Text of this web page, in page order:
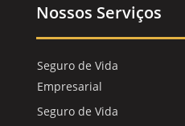
Nossos Serviços
Seguro de Vida
Empresarial
Seguro de Vida